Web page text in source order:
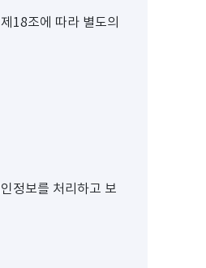
18조에 따라 별도의
정보를 처리하고 보